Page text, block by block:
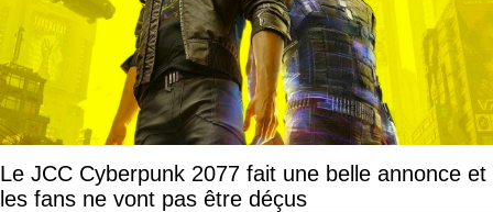
Le JCC Cyberpunk 2077 fait une belle annonce et
les fans ne vont pas être déçus